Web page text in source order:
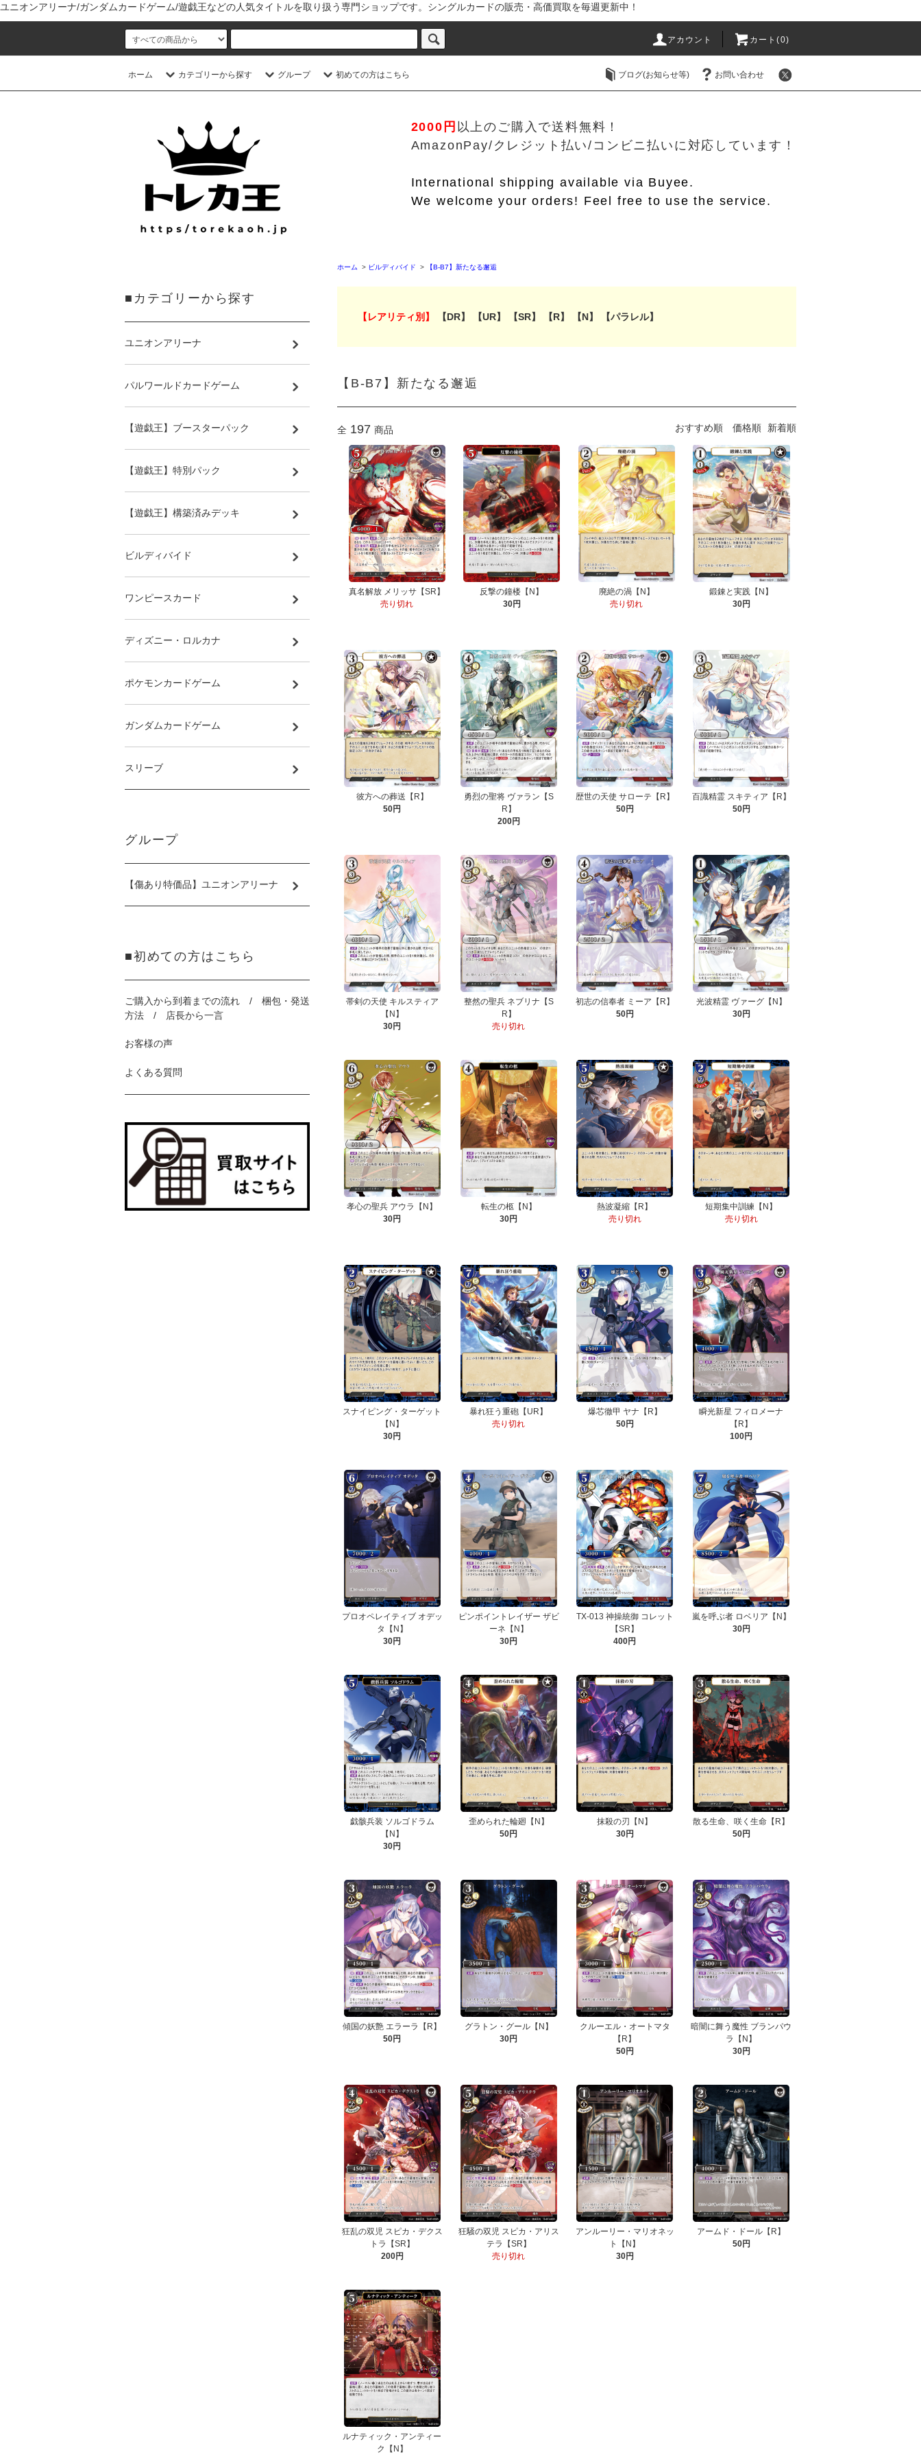
ユニオンアリーナ/ガンダムカードゲーム/遊戯王などの人気タイトルを取り扱う専門ショップです。シングルカードの販売・高価買取を毎週更新中！
アカウント カート(0)
ホーム カテゴリーから探す グループ 初めての方はこちら ブログ(お知らせ等) お問い合わせ
2000円 以上のご購入で送料無料！
AmazonPay/クレジット払い/コンビニ払いに対応しています！
International shipping available via Buyee.
We welcome your orders! Feel free to use the service.
ホーム > ビルディバイド > 【B-B7】新たなる邂逅
【レアリティ別】 【DR】 【UR】 【SR】 【R】 【N】 【パラレル】
【B-B7】新たなる邂逅
全 197 商品 おすすめ順 価格順 新着順
真名解放 メリッサ【SR】
売り切れ
反撃の鐘楼【N】
30円
廃絶の渦【N】
売り切れ
鍛錬と実践【N】
30円
彼方への葬送【R】
50円
勇烈の聖将 ヴァラン【S
R】
200円
歴世の天使 サローテ【R】
50円
百識精霊 スキティア【R】
50円
帯剣の天使 キルスティア
【N】
30円
整然の聖兵 ネブリナ【S
R】
売り切れ
初志の信奉者 ミーア【R】
50円
光波精霊 ヴァーグ【N】
30円
孝心の聖兵 アウラ【N】
30円
転生の柩【N】
30円
熱波凝縮【R】
売り切れ
短期集中訓練【N】
売り切れ
スナイピング・ターゲット
【N】
30円
暴れ狂う重砲【UR】
売り切れ
爆芯徹甲 ヤナ【R】
50円
瞬光新星 フィロメーナ
【R】
100円
プロオペレイティブ オデッ
タ【N】
30円
ピンポイントレイザー ザビ
ーネ【N】
30円
TX-013 神操統御 コレット
【SR】
400円
嵐を呼ぶ者 ロベリア【N】
30円
戯骸兵装 ソルゴドラム
【N】
30円
歪められた輪廻【N】
50円
抹殺の刃【N】
30円
散る生命、咲く生命【R】
50円
傾国の妖艶 エラーラ【R】
50円
グラトン・グール【N】
30円
クルーエル・オートマタ
【R】
50円
暗闇に舞う魔性 ブランパウ
ラ【N】
30円
狂乱の双児 スピカ・デクス
トラ【SR】
200円
狂騒の双児 スピカ・アリス
テラ【SR】
売り切れ
アンルーリー・マリオネッ
ト【N】
30円
アームド・ドール【R】
50円
ルナティック・アンティー
ク【N】
■カテゴリーから探す
ユニオンアリーナ
パルワールドカードゲーム
【遊戯王】ブースターパック
【遊戯王】特別パック
【遊戯王】構築済みデッキ
ビルディバイド
ワンピースカード
ディズニー・ロルカナ
ポケモンカードゲーム
ガンダムカードゲーム
スリーブ
グループ
【傷あり特価品】ユニオンアリーナ
■初めての方はこちら
ご購入から到着までの流れ / 梱包・発送
方法 / 店長から一言
お客様の声
よくある質問